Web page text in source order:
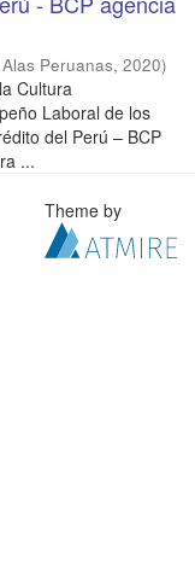
Peruanas, 2020)
Cultura
Laboral de los
del Perú – BCP
...
Theme by